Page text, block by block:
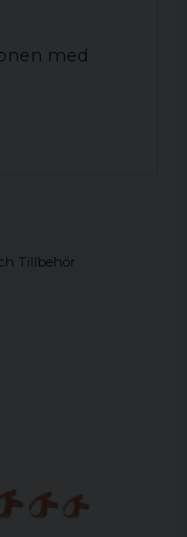
med
Tillbehör